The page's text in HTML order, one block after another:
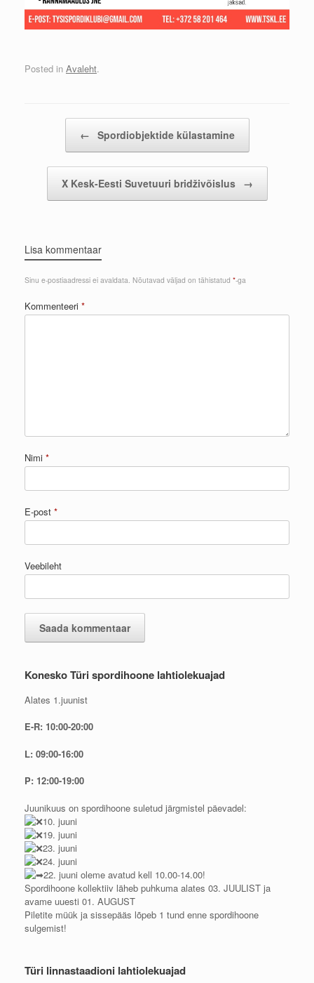
Posted in Avaleht.
← Spordiobjektide külastamine
X Kesk-Eesti Suvetuuri bridživõislus →
Lisa kommentaar
Sinu e-postiaadressi ei avaldata. Nõutavad väljad on tähistatud *-ga
Kommenteeri *
Nimi *
E-post *
Veebileht
Konesko Türi spordihoone lahtiolekuajad
Alates 1.juunist
E-R: 10:00-20:00
L: 09:00-16:00
P: 12:00-19:00
Juunikuus on spordihoone suletud järgmistel päevadel:
10. juuni
19. juuni
23. juuni
24. juuni
22. juuni oleme avatud kell 10.00-14.00!
Spordihoone kollektiiv läheb puhkuma alates 03. JUULIST ja
avame uuesti 01. AUGUST
Piletite müük ja sissepääs lõpeb 1 tund enne spordihoone
sulgemist!
Türi linnastaadioni lahtiolekuajad